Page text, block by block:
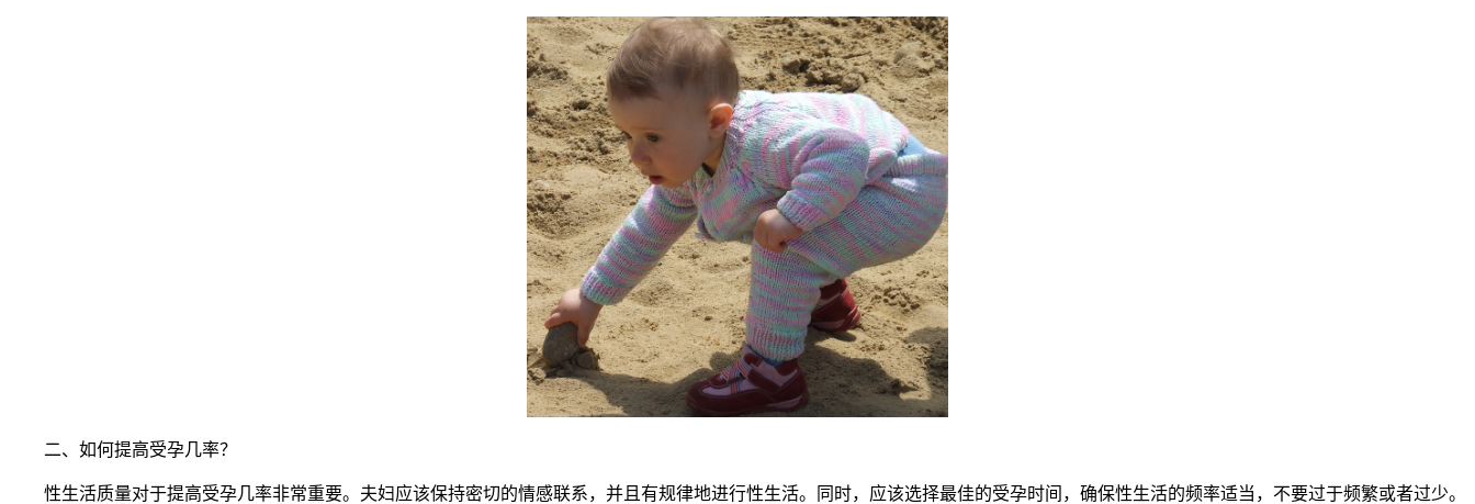
二、如何提高受孕几率？
性生活质量对于提高受孕几率非常重要。夫妇应该保持密切的情感联系，并且有规律地进行性生活。同时，应该选择最佳的受孕时间，确保性生活的频率适当，不要过于频繁或者过少。